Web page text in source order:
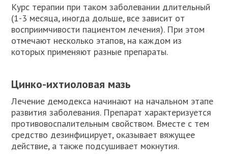
Курс терапии при таком заболевании длительный
(1-3 месяца, иногда дольше, все зависит от
восприимчивости пациентом лечения). При этом
отмечают несколько этапов, на каждом из
которых применяют разные препараты.
Цинко-ихтиоловая мазь
Лечение демодекса начинают на начальном этапе
развития заболевания. Препарат характеризуется
противовоспалительным свойством. Вместе с тем
средство дезинфицирует, оказывает вяжущее
действие, а также подсушивает мокнутия.